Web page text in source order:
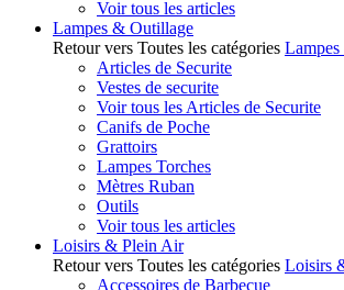
Voir tous les articles
Lampes & Outillage
Retour vers Toutes les catégories
Articles de Securite
Vestes de securite
Voir tous les Articles de Securite
Canifs de Poche
Grattoirs
Lampes Torches
Mètres Ruban
Outils
Voir tous les articles
Loisirs & Plein Air
Retour vers Toutes les catégories Loisirs
Accessoires de Barbecue